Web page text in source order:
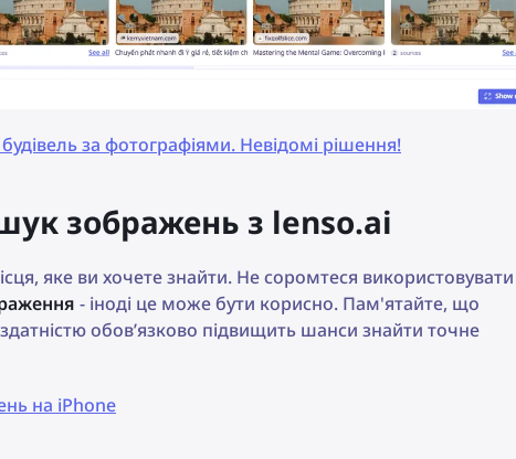
за фотографіями. Невідомі рішення!
зображень з lenso.ai
яке ви хочете знайти. Не соромтеся використовувати
- іноді це може бути корисно. Пам'ятайте, що
обов’язково підвищить шанси знайти точне
на iPhone